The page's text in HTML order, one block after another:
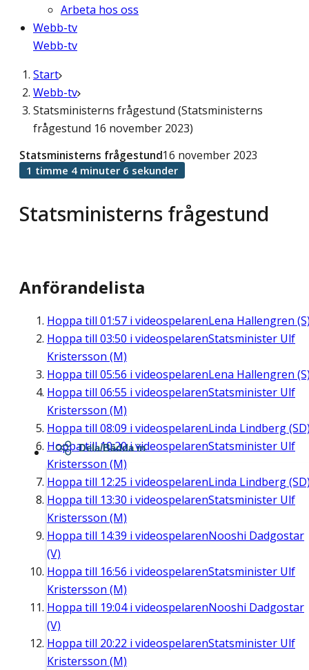
Arbeta hos oss
Webb-tv
Webb-tv
Start
Webb-tv
Statsministerns frågestund (Statsministerns
frågestund 16 november 2023)
Statsministerns frågestund
Statsministerns frågestund16 november 2023
1 timme 4 minuter 6 sekunder
Anförandelista
Hoppa till 01:57 i videospelarenLena Hallengren
Hoppa till 03:50 i videospelarenStatsminister Ulf
Kristersson (M)
Hoppa till 05:56 i videospelarenLena Hallengren
Hoppa till 06:55 i videospelarenStatsminister Ulf
Kristersson (M)
Hoppa till 08:09 i videospelarenLinda Lindberg
Hoppa till10:20i videospelarenStatsminister Ulf
Kristersson (M)
Hoppa till 12:25 i videospelarenLinda Lindberg
Hoppa till 13:30 i videospelarenStatsminister Ulf
Kristersson (M)
Hoppa till 14:39 i videospelarenNooshi Dadgostar
(V)
Hoppa till 16:56 i videospelarenStatsminister Ulf
Kristersson (M)
Hoppa till 19:04i videospelarenNooshi Dadgostar
(V)
Hoppa till 20:22 i videospelarenStatsminister Ulf
Kristersson (M)
Dela/Bädda in